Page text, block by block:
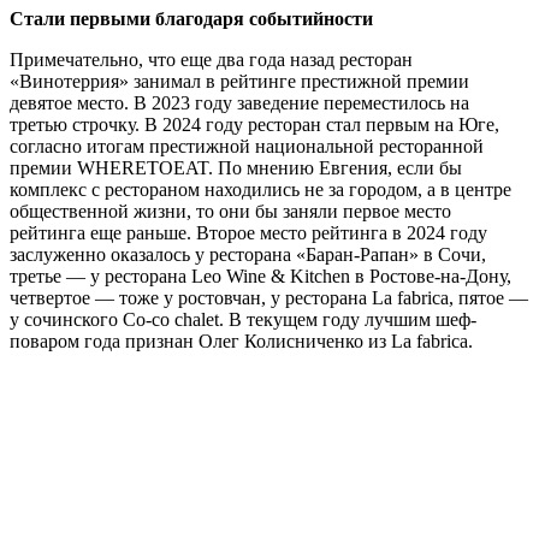
Стали первыми благодаря событийности
Примечательно, что еще два года назад ресторан
«Винотеррия» занимал в рейтинге престижной премии
девятое место. В 2023 году заведение переместилось на
третью строчку. В 2024 году ресторан стал первым на Юге,
согласно итогам престижной национальной ресторанной
премии WHERETOEAT. По мнению Евгения, если бы
комплекс с рестораном находились не за городом, а в центре
общественной жизни, то они бы заняли первое место
рейтинга еще раньше. Второе место рейтинга в 2024 году
заслуженно оказалось у ресторана «Баран-Рапан» в Сочи,
третье — у ресторана Leo Wine & Kitchen в Ростове-на-Дону,
четвертое — тоже у ростовчан, у ресторана La fabrica, пятое —
у сочинского Co-co chalet. В текущем году лучшим шеф-
поваром года признан Олег Колисниченко из La fabrica.